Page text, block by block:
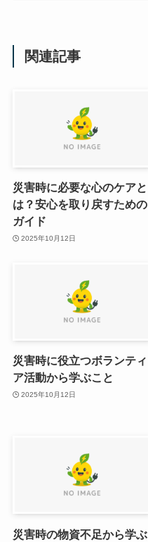
関連記事
災害時に必要な心のケアと
は？安心を取り戻すための
ガイド
2025年10月12日
災害時に役立つボランティ
ア活動から学ぶこと
2025年10月12日
災害時の物資不足から学ぶ